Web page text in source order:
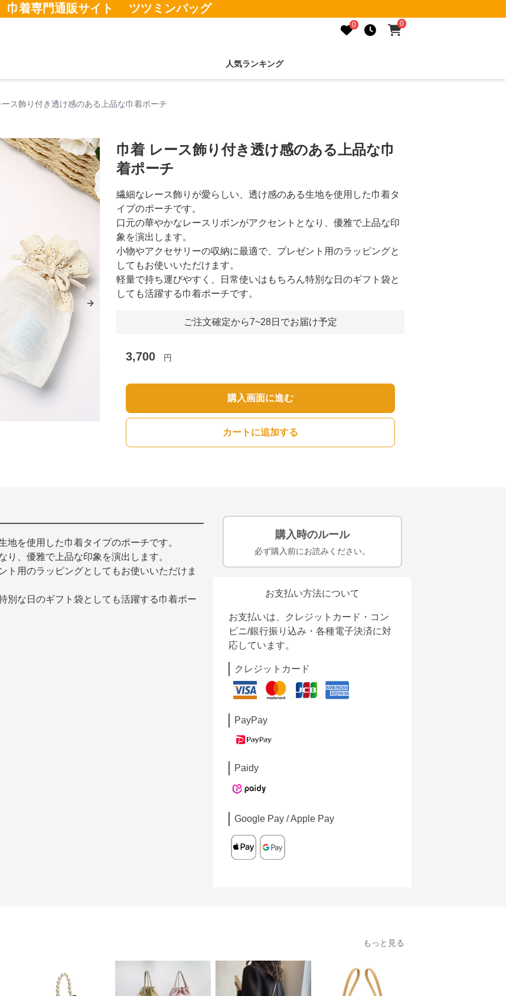
巾着専門通販サイト ツツミンバッグ
0 0
人気ランキング
ース飾り付き透け感のある上品な巾着ポーチ
Next slide
巾着 レース飾り付き透け感のある上品な巾
着ポーチ
繊細なレース飾りが愛らしい、透け感のある生地を使用した巾着タ
イプのポーチです。
口元の華やかなレースリボンがアクセントとなり、優雅で上品な印
象を演出します。
小物やアクセサリーの収納に最適で、プレゼント用のラッピングと
してもお使いいただけます。
軽量で持ち運びやすく、日常使いはもちろん特別な日のギフト袋と
しても活躍する巾着ポーチです。
ご注文確定から7~28日でお届け予定
3,700 円
購入画面に進む
カートに追加する
を使用した巾着タイプのポーチです。
、優雅で上品な印象を演出します。
ト用のラッピングとしてもお使いいただけま
別な日のギフト袋としても活躍する巾着ポー
購入時のルール
必ず購入前にお読みください。
お支払い方法について
お支払いは、クレジットカード・コン
ビニ/銀行振り込み・各種電子決済に対
応しています。
クレジットカード
PayPay
Paidy
Google Pay / Apple Pay
もっと見る